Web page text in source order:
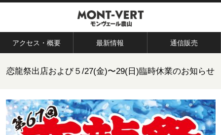
アクセス・概要 最新情報 通信販売
恋龍祭出店および５/27(金)〜29(日)臨時休業のお知らせ